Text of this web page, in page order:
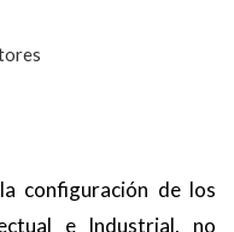
configuración de los
e Industrial, no